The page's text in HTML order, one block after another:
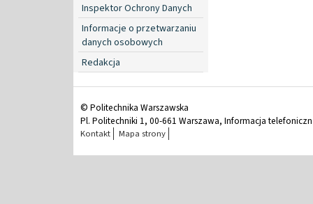
Inspektor Ochrony Danych
Informacje o przetwarzaniu
danych osobowych
Redakcja
© Politechnika Warszawska
Pl. Politechniki 1, 00-661 Warszawa, Informacja
Kontakt Mapa strony